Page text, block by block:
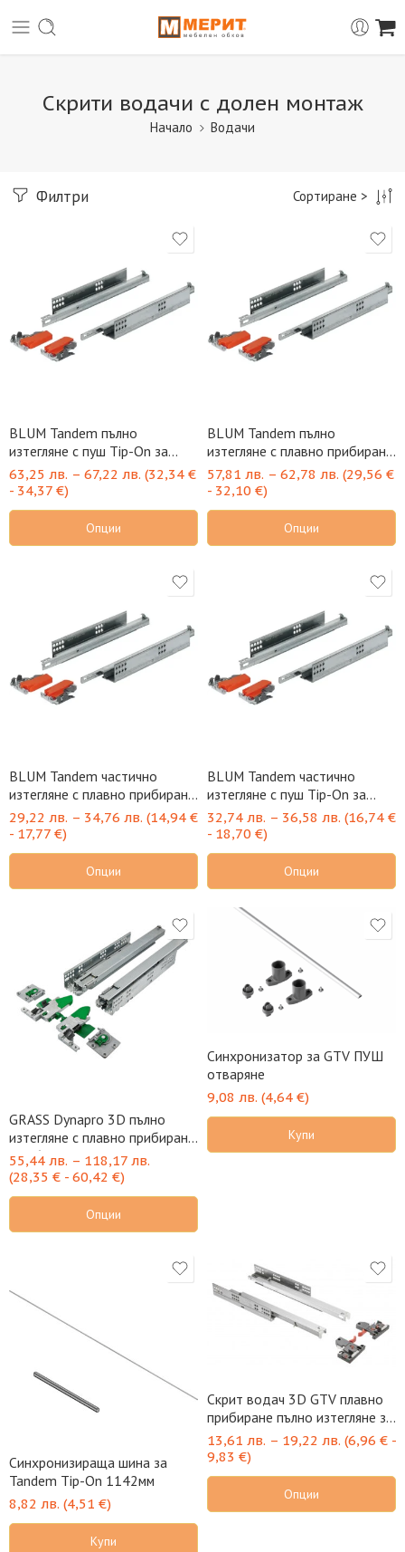
Скрити водачи с долен монтаж
Начало Водачи
Филтри Сортиране >
BLUM Tandem пълно
изтегляне с пуш Tip-On за
18мм с щипки
63,25 лв. – 67,22 лв. (32,34 €
- 34,37 €)
Опции
BLUM Tandem пълно
изтегляне с плавно прибиране
за 18мм с щипки
57,81 лв. – 62,78 лв. (29,56 €
- 32,10 €)
Опции
BLUM Tandem частично
изтегляне с плавно прибиране
за 18мм с щипки
29,22 лв. – 34,76 лв. (14,94 €
- 17,77 €)
Опции
BLUM Tandem частично
изтегляне с пуш Tip-On за
18мм с щипки
32,74 лв. – 36,58 лв. (16,74 €
- 18,70 €)
Опции
GRASS Dynapro 3D пълно
изтегляне с плавно прибиране
за 16мм
55,44 лв. – 118,17 лв.
(28,35 € - 60,42 €)
Опции
Синхронизатор за GTV ПУШ
отваряне
9,08 лв. (4,64 €)
Купи
Синхронизираща шина за
Tandem Tip-On 1142мм
8,82 лв. (4,51 €)
Купи
Скрит водач 3D GTV плавно
прибиране пълно изтегляне за
18мм
13,61 лв. – 19,22 лв. (6,96 € -
9,83 €)
Опции